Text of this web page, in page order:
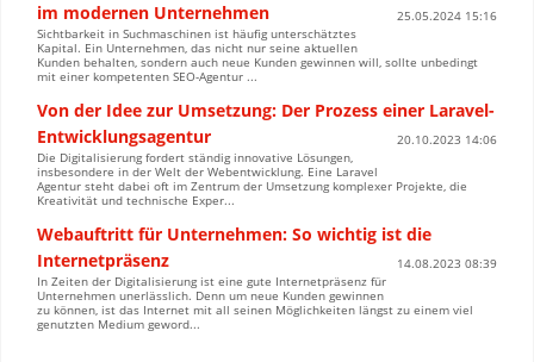
im modernen Unternehmen
25.05.2024 15:16
Sichtbarkeit in Suchmaschinen ist häufig unterschätztes
Kapital. Ein Unternehmen, das nicht nur seine aktuellen
Kunden behalten, sondern auch neue Kunden gewinnen will, sollte unbedingt
mit einer kompetenten SEO-Agentur ...
Von der Idee zur Umsetzung: Der Prozess einer Laravel-
Entwicklungsagentur
20.10.2023 14:06
Die Digitalisierung fordert ständig innovative Lösungen,
insbesondere in der Welt der Webentwicklung. Eine Laravel
Agentur steht dabei oft im Zentrum der Umsetzung komplexer Projekte, die
Kreativität und technische Exper...
Webauftritt für Unternehmen: So wichtig ist die
Internetpräsenz
14.08.2023 08:39
In Zeiten der Digitalisierung ist eine gute Internetpräsenz für
Unternehmen unerlässlich. Denn um neue Kunden gewinnen
zu können, ist das Internet mit all seinen Möglichkeiten längst zu einem viel
genutzten Medium geword...